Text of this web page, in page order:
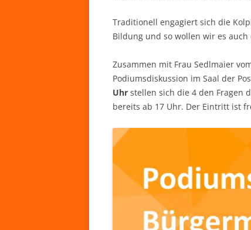
Traditionell engagiert sich die
Bildung und so wollen wir es
Zusammen mit Frau Sedlmaier
Podiumsdiskussion im Saal der
Uhr stellen sich die 4 den Fragen
bereits ab 17 Uhr. Der Eintritt ist